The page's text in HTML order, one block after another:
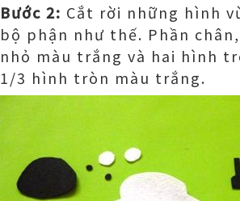
Bước 2: Cắt rời những hình
bộ phận như thế. Phần
nhỏ màu trắng và hai hình
1/3 hình tròn màu trắng.